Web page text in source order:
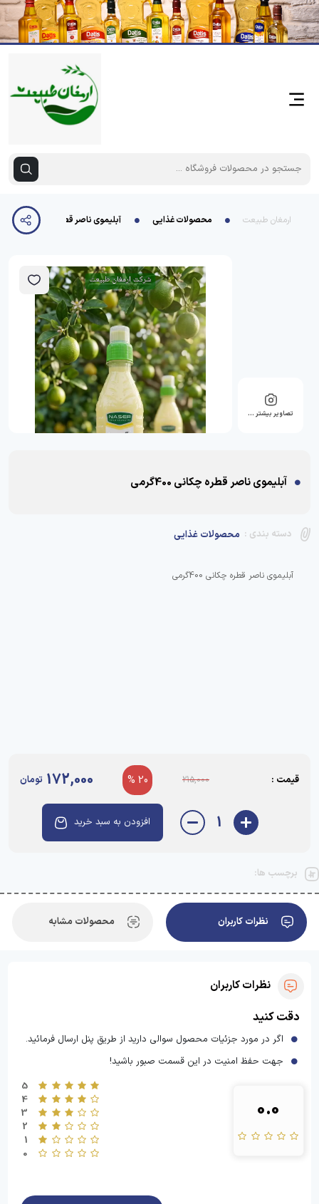
ارمغان طبیعت محصولات غذایی آبلیموی ناصر قطره چکانی 400گرمی
تصاویر بیشتر …
آبلیموی ناصر قطره چکانی 400گرمی
دسته بندی : محصولات غذایی
قیمت : 215,000
20 %
172,000 تومان
1 افزودن به سبد خرید
برچسب ها:
نظرات کاربران محصولات مشابه
نظرات کاربران
دقت کنید
اگر در مورد جزئیات محصول سوالی دارید از طریق پنل ارسال فرمائید.
جهت حفظ امنیت در این قسمت صبور باشید!
0.0
5
4
3
2
1
0